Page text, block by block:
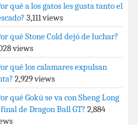
qué a los gatos les gusta tanto el
3,111 views
qué Stone Cold dejó de luchar?
views
qué los calamares expulsan
2,929 views
qué Gokú se va con Sheng Long
de Dragon Ball GT? 2,884